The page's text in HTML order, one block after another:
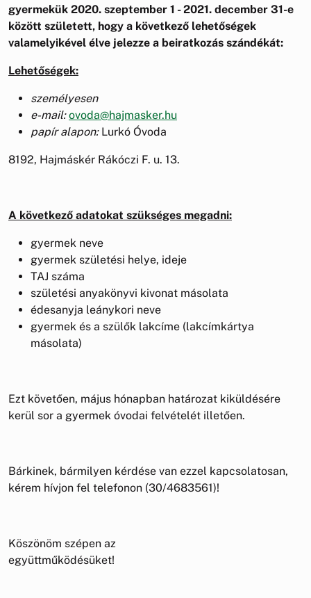
gyermekük 2020. szeptember 1 - 2021. december 31-e
között született, hogy a következő lehetőségek
valamelyikével élve jelezze a beiratkozás szándékát:
Lehetőségek:
személyesen
e-mail:ovoda@hajmasker.hu
papír alapon:Lurkó Óvoda
8192, Hajmáskér Rákóczi F. u. 13.
A következő adatokat szükséges megadni:
gyermek neve
gyermek születési helye, ideje
TAJ száma
születési anyakönyvi kivonat másolata
édesanyja leánykori neve
gyermek és a szülők lakcíme (lakcímkártya
másolata)
Ezt követően, május hónapban határozat kiküldésére
kerül sor a gyermek óvodai felvételét illetően.
Bárkinek, bármilyen kérdése van ezzel kapcsolatosan,
kérem hívjon fel telefonon (30/4683561)!
Köszönöm szépen az